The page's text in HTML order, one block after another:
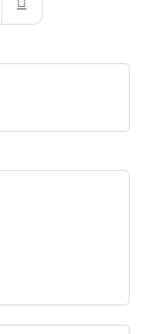
Page
Last Page